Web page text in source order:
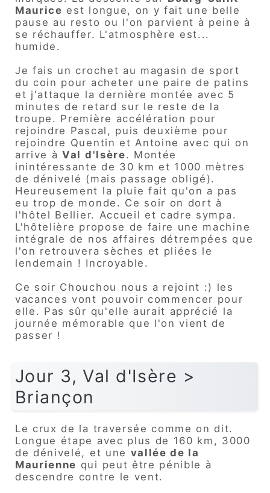
Maurice est longue, on y fait une belle
pause au resto ou l'on parvient à peine à
se réchauffer. L'atmosphère est...
humide.
Je fais un crochet au magasin de sport
du coin pour acheter une paire de patins
et j'attaque la dernière montée avec 5
minutes de retard sur le reste de la
troupe. Première accélération pour
rejoindre Pascal, puis deuxième pour
rejoindre Quentin et Antoine avec qui on
arrive àVal d'Isère. Montée
inintéressante de 30 km et 1000 mètres
de dénivelé (mais passage obligé).
Heureusement la pluie fait qu'on a pas
eu trop de monde. Ce soir on dort à
l'hôtel Bellier. Accueil et cadre sympa.
L'hôtelière propose de faire une machine
intégrale de nos affaires détrempées que
l'on retrouvera sèches et pliées le
lendemain ! Incroyable.
Ce soir Chouchou nous a rejoint :) les
vacances vont pouvoir commencer pour
elle. Pas sûr qu'elle aurait apprécié la
journée mémorable que l'on vient de
passer !
Jour 3, Val d'Isère >
Briançon
Le crux de la traversée comme on dit.
Longue étape avec plus de 160 km, 3000
de dénivelé, et une vallée de la
Maurienne qui peut être pénible à
descendre contre le vent.